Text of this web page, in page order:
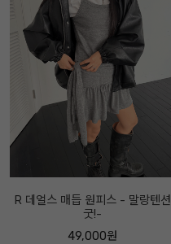
R 데얼스 매듭 원피스 - 말랑텐션
굿!-
49,000원